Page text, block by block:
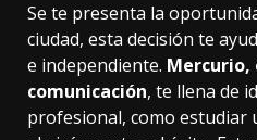
Se te presenta la
ciudad, esta decisión te
e independiente. Mercurio,
comunicación, te llena de
profesional, como estudiar